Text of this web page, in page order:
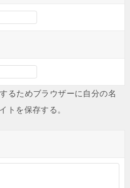
るためブラウザーに自分の名
トを保存する。